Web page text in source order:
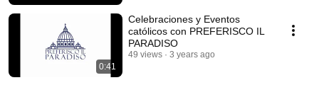
0:41
Celebraciones y Eventos
católicos con PREFERISCO IL
PARADISO
49 views 3 years ago